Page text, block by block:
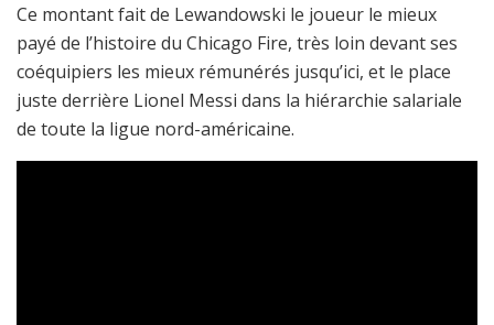
Ce montant fait de Lewandowski le joueur le mieux
payé de l’histoire du Chicago Fire, très loin devant ses
coéquipiers les mieux rémunérés jusqu’ici, et le place
juste derrière Lionel Messi dans la hiérarchie salariale
de toute la ligue nord-américaine.